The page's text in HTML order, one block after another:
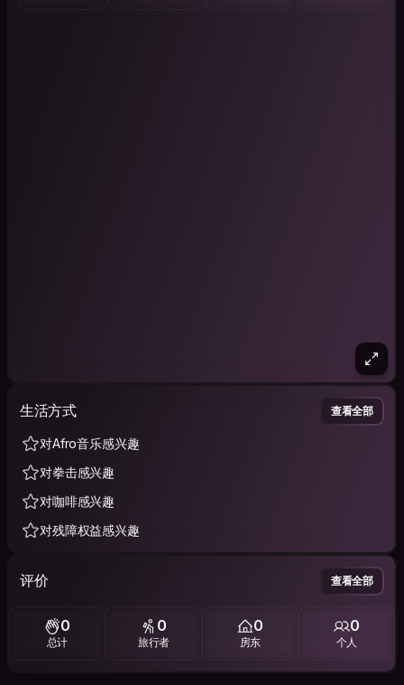
生活方式 查看全部
对Afro音乐感兴趣
对拳击感兴趣
对咖啡感兴趣
对残障权益感兴趣
评价 查看全部
0
总计
0
旅行者
0
房东
0
个人